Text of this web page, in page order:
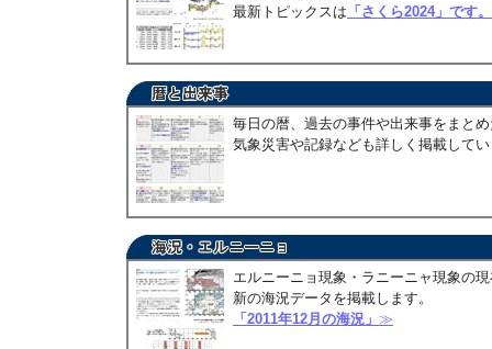
最新トピックスは 「さくら2024」です。
毎日の暦、過去の事件や出来事をまと
気象災害や記録なども詳しく掲載して
エルニーニョ現象・ラニーニャ現象の
新の海況データを掲載します。
「2011年12月の海況」 ≫